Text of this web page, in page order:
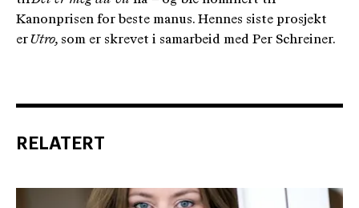
Kanonprisen for beste manus. Hennes siste prosjekt
erUtro, som er skrevet i samarbeid med Per Schreiner.
RELATERT